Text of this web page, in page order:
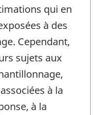
qui en
à des
Cependant,
sujets aux
à la
à la